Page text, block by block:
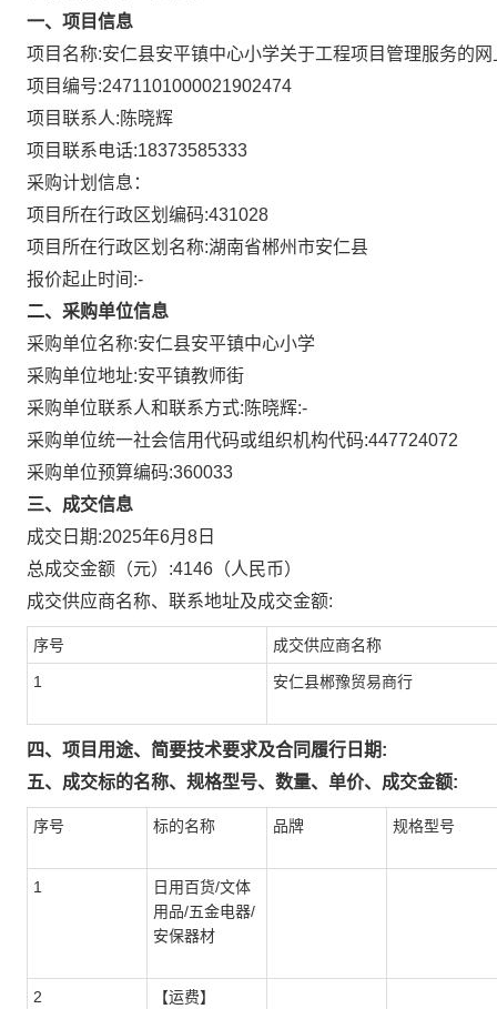
一、项目信息
项目名称:安仁县安平镇中心小学关于工程项目管理服务的
项目编号:2471101000021902474
项目联系人: 陈晓辉
项目联系电话:18373585333
采购计划信息：
项目所在行政区划编码:431028
项目所在行政区划名称:湖南省郴州市安仁县
报价起止时间:-
二、采购单位信息
采购单位名称:安仁县安平镇中心小学
采购单位地址:安平镇教师街
采购单位联系人和联系方式: 陈晓辉:-
采购单位统一社会信用代码或组织机构代码:447724072
采购单位预算编码:360033
三、成交信息
成交日期:2025年6月8日
总成交金额（元）:4146 （人民币）
成交供应商名称、联系地址及成交金额:
序号 成交供应商名称
1 安仁县郴豫贸易商行
四、项目用途、简要技术要求及合同履行日期:
五、成交标的名称、规格型号、数量、单价、成交金额:
序号 标的名称 品牌 规格型号
1
日用百货/文体
用品/五金电器/
安保器材
2 【运费】